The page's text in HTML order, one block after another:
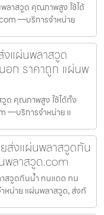
ลาสวูด คุณภาพสูง ใช้ได้
—บริการจำหน่าย
งแผ่นพลาสวูด
อก ราคาถูก แผ่นพ
ด คุณภาพสูง ใช้ได้ทั้ง
—บริการจำหน่าย แ
ส่งแผ่นพลาสวูดกัน
พลาสวูด.com
าสวูดกันน้ำ ทนแดด ทน
น่าย แผ่นพลาสวูด, ส่งทั